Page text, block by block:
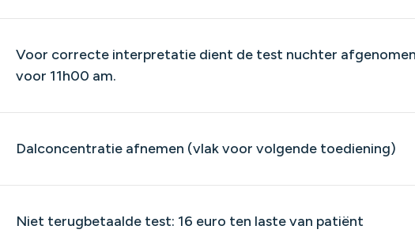
​Voor correcte interpretatie dient de test nuchter
voor 11h00 am.
Dalconcentratie afnemen (vlak voor volgende toediening)
Niet terugbetaalde test: 16 euro ten laste van patiënt